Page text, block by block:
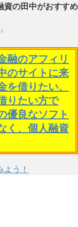
資の田中がおすすめ
融のアフィリ
のサイトに来
借りたい、
りたい方で
優良なソフト
く、個人融資
う！